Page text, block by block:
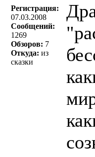
Регистрация:
07.03.2008
Сообщений:
1269
Обзоров: 7
Откуда: из
сказки